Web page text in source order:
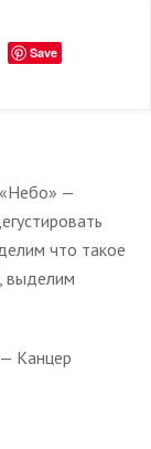
Save
—
что такое
выделим
Канцер